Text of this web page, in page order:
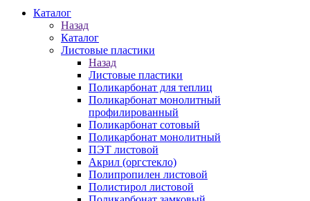
Каталог
Назад
Каталог
Листовые пластики
Назад
Листовые пластики
Поликарбонат для теплиц
Поликарбонат монолитный
профилированный
Поликарбонат сотовый
Поликарбонат монолитный
ПЭТ листовой
Акрил (оргстекло)
Полипропилен листовой
Полистирол листовой